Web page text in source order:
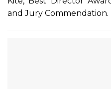
and Jury Commendation.